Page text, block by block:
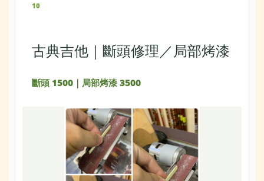
10
古典吉他｜斷頭修理／局部烤漆
斷頭 1500｜局部烤漆 3500